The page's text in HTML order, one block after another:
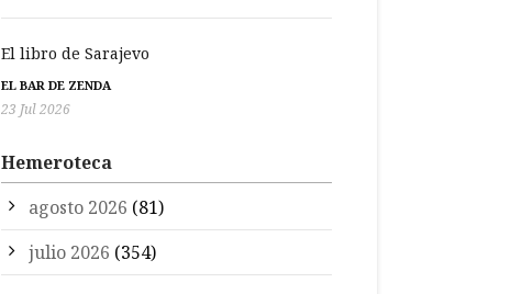
El libro de Sarajevo
EL BAR DE ZENDA
23 Jul 2026
Hemeroteca
agosto 2026 (81)
julio 2026 (354)